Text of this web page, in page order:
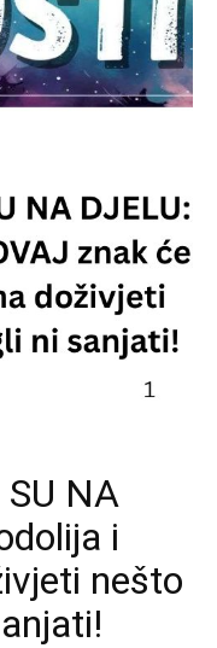
NA
i
nešto